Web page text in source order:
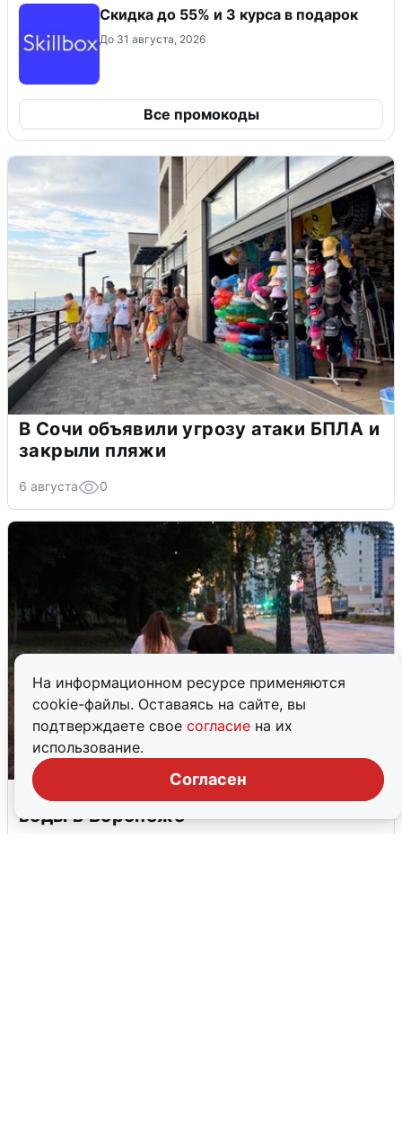
На информационном ресурсе применяются
cookie-файлы. Оставаясь на сайте, вы
подтверждаете свое согласие на их
использование.
Согласен
Скидка до 55% и 3 курса в подарок
До 31 августа, 2026
Все промокоды
В Сочи объявили угрозу атаки БПЛА и
закрыли пляжи
6 августа 0
Опубликована карта отключений
воды в Воронеже